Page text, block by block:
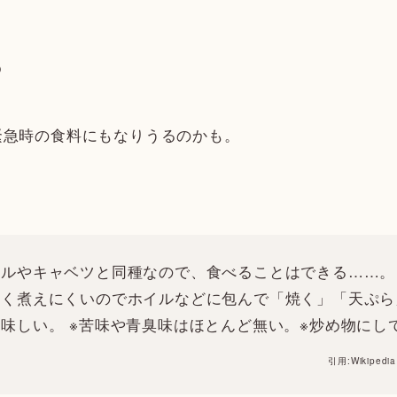
時の食料にもなりうるのかも。
やキャベツと同種なので、食べることはできる……
煮えにくいのでホイルなどに包んで「焼く」「天ぷ
しい。 ※苦味や青臭味はほとんど無い。※炒め物にし
引用